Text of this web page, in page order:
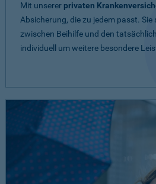
Mit unserer privaten
Absicherung, die zu jedem passt. Sie
zwischen Beihilfe und den
individuell um weitere besondere